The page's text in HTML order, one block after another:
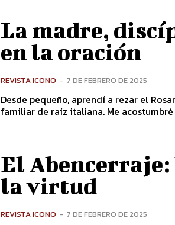
La madre,
en la oración
REVISTA ICONO - 7 DE FEBRERO DE 2025
Desde pequeño, aprendí a rezar el
familiar de raíz italiana. Me
El
la virtud
REVISTA ICONO - 7 DE FEBRERO DE 2025